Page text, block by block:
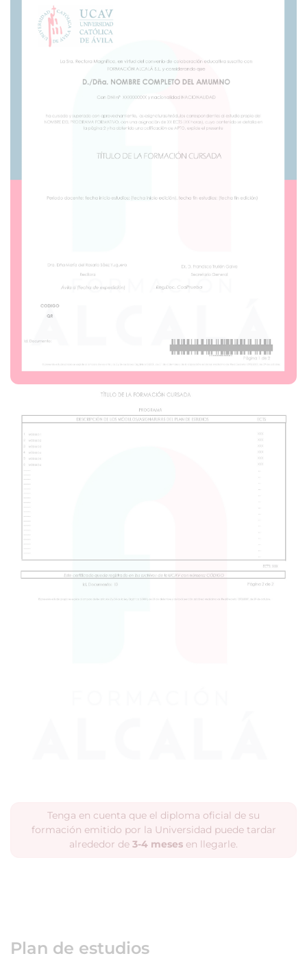
Tenga en cuenta que el diploma oficial de su
formación emitido por la Universidad puede tardar
alrededor de 3-4 meses en llegarle.
Plan de estudios